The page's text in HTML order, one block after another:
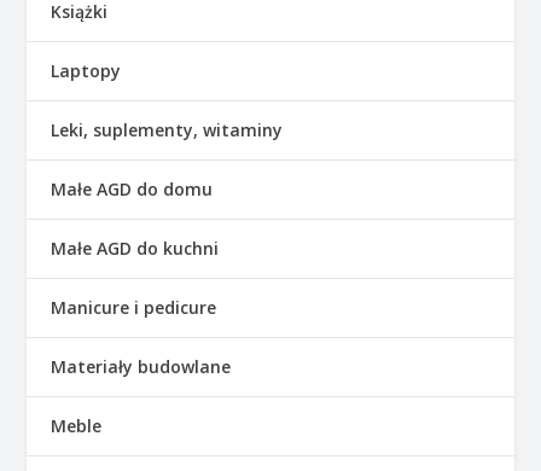
Książki
Laptopy
Leki, suplementy, witaminy
Małe AGD do domu
Małe AGD do kuchni
Manicure i pedicure
Materiały budowlane
Meble